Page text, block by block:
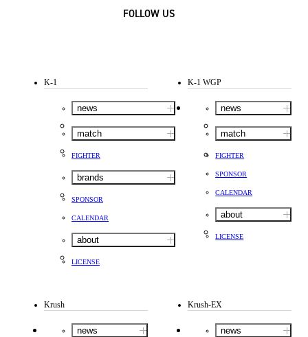
FOLLOW US
K-1
news
match
FIGHTER
brands
SPONSOR
CALENDAR
about
LICENSE
K-1 WGP
news
match
FIGHTER
SPONSOR
CALENDAR
about
LICENSE
Krush
news
Krush-EX
news